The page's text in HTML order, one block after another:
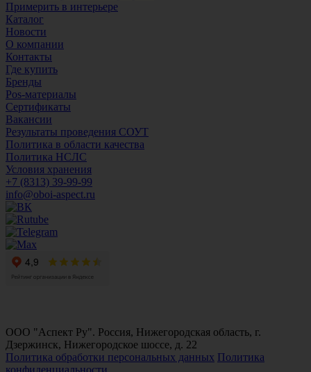
Примерить в интерьере
Каталог
Новости
О компании
Контакты
Где купить
Бренды
Pos-материалы
Сертификаты
Вакансии
Результаты проведения СОУТ
Политика в области качества
Политика НСЛС
Условия хранения
+7 (8313) 39-99-99
info@oboi-aspect.ru
ООО "Аспект Ру". Россия, Нижегородская область, г.
Дзержинск, Нижегородское шоссе, д. 22
Политика обработки персональных данных Политика